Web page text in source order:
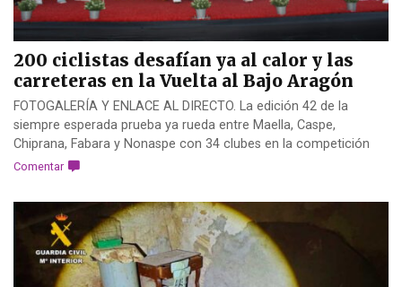
200 ciclistas desafían ya al calor y las
carreteras en la Vuelta al Bajo Aragón
FOTOGALERÍA Y ENLACE AL DIRECTO. La edición 42 de la
siempre esperada prueba ya rueda entre Maella, Caspe,
Chiprana, Fabara y Nonaspe con 34 clubes en la competición
Comentar